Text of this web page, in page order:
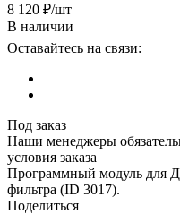
8 120 ₽/шт
В наличии
Оставайтесь на связи:
Под заказ
Наши менеджеры
условия заказа
Программный модуль для
фильтра (ID 3017).
Поделиться